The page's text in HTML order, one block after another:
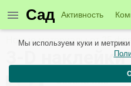
Сад Активность
Новые материалы от 25
3-D наклейки
Оксана-ник
Мы используем куки и